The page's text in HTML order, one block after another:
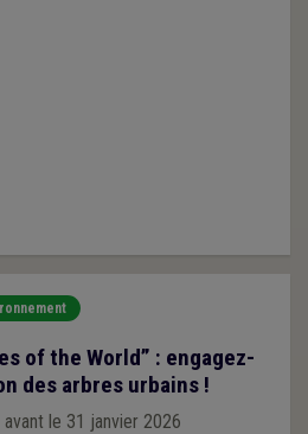
of the World” : engagez-
des arbres urbains !
le 31 janvier 2026